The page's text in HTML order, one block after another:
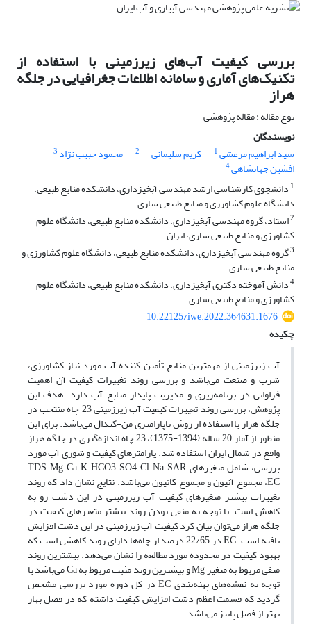
بررسی کیفیت آب‌های زیرزمینی با استفاده از
تکنیک‌های آماری و سامانه اطلاعات جغرافیایی در جلگه
هراز
نوع مقاله : مقاله پژوهشی
نویسندگان
سید ابراهیم مرعشی1 کریم سلیمانی 2 محمود حبیب نژاد 3
افشین جهانشاهی4
1 دانشجوی کارشناسی ارشد مهندسی آبخیزداری، دانشکده منابع طبیعی،
دانشگاه علوم کشاورزی و منابع طبیعی ساری
2استاد، گروه مهندسی آبخیزداری، دانشکده منابع طبیعی، دانشگاه علوم
کشاورزی و منابع طبیعی ساری، ایران
3گروه مهندسی آبخیزداری، دانشکده منابع طبیعی، دانشگاه علوم کشاورزی و
منابع طبیعی ساری
4دانش آموخته دکتری آبخیزداری، دانشکده منابع طبیعی، دانشگاه علوم
کشاورزی و منابع طبیعی ساری
10.22125/iwe.2022.364631.1676
چکیده
آب زیرزمینی از مهمترین منابع تأمین کننده آب مورد نیاز کشاورزی،
شرب و صنعت می‌باشد و بررسی روند تغییرات کیفیت آن اهمیت
فراوانی در برنامه‌ریزی و مدیریت پایدار منابع آب دارد. هدف این
پژوهش‌، بررسی روند تغییرات کیفیت آب زیرزمینی 23 چاه منتخب در
جلگه هراز با استفاده از روش ناپارامتری من-کندال می‌باشد. برای این
منظور از آمار 20 ساله (1394-1375)، 23 چاه اندازه‌گیری در جلگه هراز
واقع در شمال ایران استفاده شد. پارامترهای کیفیت و شوری آب مورد
بررسی، شامل متغیرهای TDS, Mg, Ca, K, HCO3, SO4, Cl, Na, SAR,
EC، مجموع آنیون و مجموع کاتیون می‌باشد. نتایج نشان داد که روند
تغییرات بیشتر متغیرهای کیفیت آب زیرزمینی در این دشت رو به
کاهش است. با توجه به منفی بودن روند بیشتر متغیرهای کیفیت در
جلگه هراز می‌توان بیان کرد کیفیت آب زیرزمینی در این دشت افزایش
یافته است. EC در 22/65 درصد از چاه‌ها دارای روند کاهشی است که
بهبود کیفیت در محدوده مورد مطالعه را نشان می‌دهد. بیشترین روند
منفی مربوط به متغیر Mg و بیشترین روند مثبت مربوط به Ca می‌باشد با
توجه به نقشه‌های پهنه‌بندی EC در کل دوره مورد بررسی مشخص
گردید که قسمت اعظم دشت افزایش کیفیت داشته که در فصل بهار
بهتر از فصل پاییز می‌باشد.